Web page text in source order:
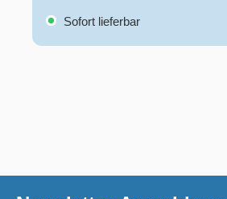
Sofort lieferbar